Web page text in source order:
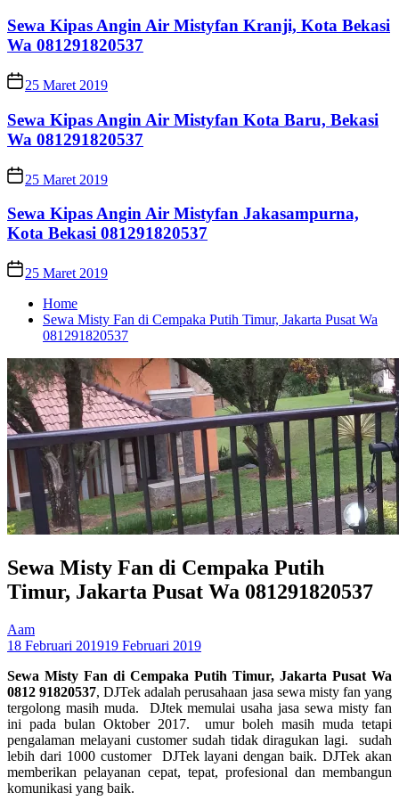
Sewa Kipas Angin Air Mistyfan Kranji, Kota Bekasi
Wa 081291820537
25 Maret 2019
Sewa Kipas Angin Air Mistyfan Kota Baru, Bekasi
Wa 081291820537
25 Maret 2019
Sewa Kipas Angin Air Mistyfan Jakasampurna,
Kota Bekasi 081291820537
25 Maret 2019
Home
Sewa Misty Fan di Cempaka Putih Timur, Jakarta Pusat Wa
081291820537
Sewa Misty Fan di Cempaka Putih
Timur, Jakarta Pusat Wa 081291820537
Aam
18 Februari 201919 Februari 2019
Sewa Misty Fan di Cempaka Putih Timur, Jakarta Pusat Wa
0812 91820537, DJTek adalah perusahaan jasa sewa misty fan yang
tergolong masih muda. DJtek memulai usaha jasa sewa misty fan
ini pada bulan Oktober 2017. umur boleh masih muda tetapi
pengalaman melayani customer sudah tidak diragukan lagi. sudah
lebih dari 1000 customer DJTek layani dengan baik. DJTek akan
memberikan pelayanan cepat, tepat, profesional dan membangun
komunikasi yang baik.